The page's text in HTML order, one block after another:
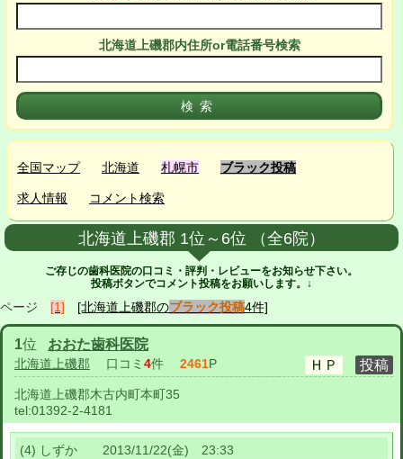
北海道上磯郡内住所or電話番号検索
全国マップ 北海道 札幌市 ブラック投稿
求人情報 コメント検索
北海道上磯郡 1位～6位 （全6院）
ご存じの歯科医院の口コミ・評判・レビューをお知らせ下さい。
投稿ボタンでコメント投稿をお願いします。↓
ページ [1] [北海道上磯郡のブラック投稿4件]
1位 おおた歯科医院
北海道上磯郡 口コミ 4件 2461P
北海道上磯郡木古内町本町35
tel:01392-2-4181
(4) しずか 2013/11/22(金) 23:33